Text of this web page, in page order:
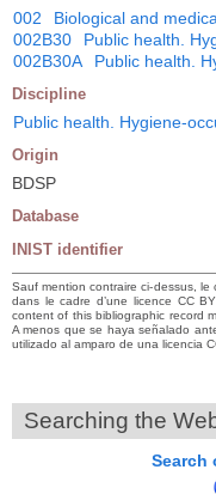
002 Biological and
002B30
Public health.
002B30A
Public health.
Discipline
Public health. Hygiene-
Origin
BDSP
Database
INIST identifier
Sauf mention contraire ci-dessus,
dans le cadre d’une licence CC
content of this bibliographic record
A menos que se haya señalado
utilizado al amparo de una licencia
Searching the
Search